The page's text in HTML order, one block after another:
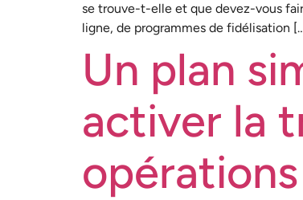
se trouve-t-elle et que devez-vous
ligne, de programmes de fidélisation
Un plan
activer la